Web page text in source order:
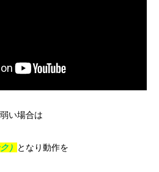
い場合は
） となり動作を